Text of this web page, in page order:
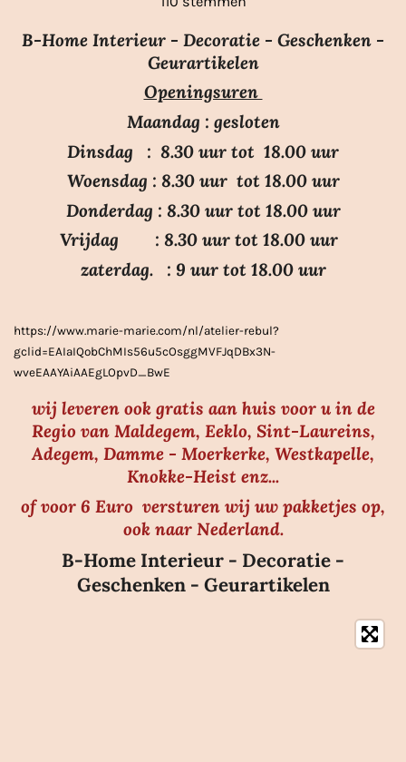
e
n
e
r
t
e
r
e
n
t
e
r
e
n
t
e
r
e
n
t
e
r
e
n
m
B-Home Interieur - Decoratie - Geschenken -
Geurartikelen
Openingsuren
Maandag : gesloten
Dinsdag : 8.30 uur tot 18.00 uur
Woensdag : 8.30 uur tot 18.00 uur
Donderdag : 8.30 uur tot 18.00 uur
Vrijdag : 8.30 uur tot 18.00 uur
zaterdag. : 9 uur tot 18.00 uur
https://www.marie-marie.com/nl/atelier-rebul?
gclid=EAIaIQobChMIs56u5cOsggMVFJqDBx3N-
wveEAAYAiAAEgLOpvD_BwE
wij leveren ook gratis aan huis voor u in de
Regio van Maldegem, Eeklo, Sint-Laureins,
Adegem, Damme - Moerkerke, Westkapelle,
Knokke-Heist enz...
of voor 6 Euro versturen wij uw pakketjes op,
ook naar Nederland.
B-Home Interieur - Decoratie -
Geschenken - Geurartikelen